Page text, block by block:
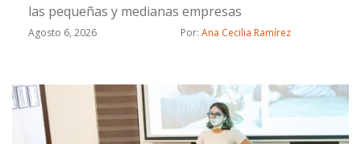
las pequeñas y medianas empresas
Agosto 6, 2026 Por: Ana Cecilia Ramírez